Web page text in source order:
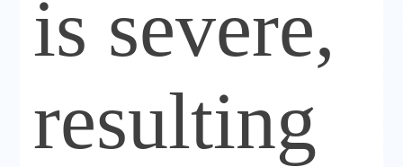
is severe,
resulting